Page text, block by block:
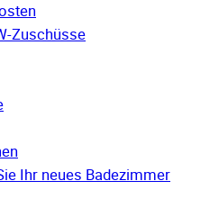
Zuschüsse
Ihr neues Badezimmer